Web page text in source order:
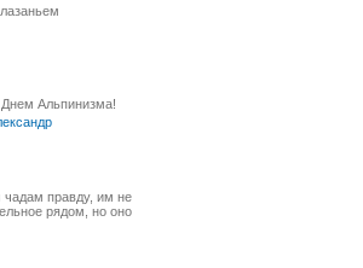
Альпинизма!⁠
правду, им не
рядом, но оно